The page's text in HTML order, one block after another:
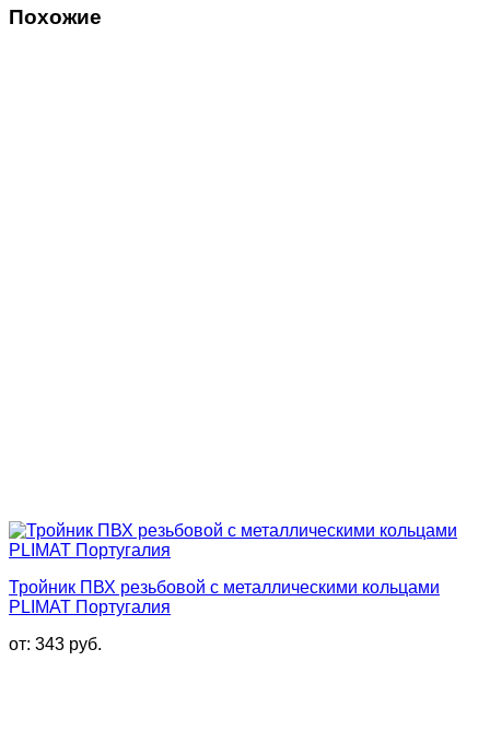
Похожие
Тройник ПВХ резьбовой с металлическими кольцами
PLIMAT Португалия
от: 343 руб.